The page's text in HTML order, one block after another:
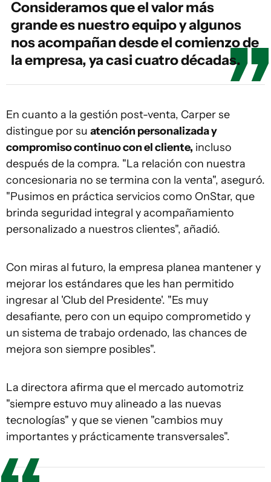
Consideramos que el valor más
grande es nuestro equipo y algunos
nos acompañan desde el comienzo de
la empresa, ya casi cuatro décadas.
En cuanto a la gestión post-venta, Carper se
distingue por su atención personalizada y
compromiso continuo con el cliente, incluso
después de la compra. "La relación con nuestra
concesionaria no se termina con la venta", aseguró.
"Pusimos en práctica servicios como OnStar, que
brinda seguridad integral y acompañamiento
personalizado a nuestros clientes", añadió.
Con miras al futuro, la empresa planea mantener y
mejorar los estándares que les han permitido
ingresar al 'Club del Presidente'. "Es muy
desafiante, pero con un equipo comprometido y
un sistema de trabajo ordenado, las chances de
mejora son siempre posibles".
La directora afirma que el mercado automotriz
"siempre estuvo muy alineado a las nuevas
tecnologías" y que se vienen "cambios muy
importantes y prácticamente transversales".